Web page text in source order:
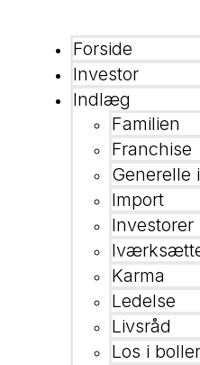
Forside
Investor
Indlæg
Familien
Franchise
Import
Investorer
Karma
Ledelse
Livsråd
Los i